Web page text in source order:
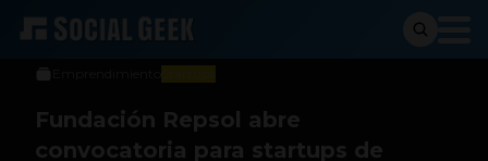
Julián Tabares
23 de enero de 2020
Fundación Repsol abre
convocatoria para startups de